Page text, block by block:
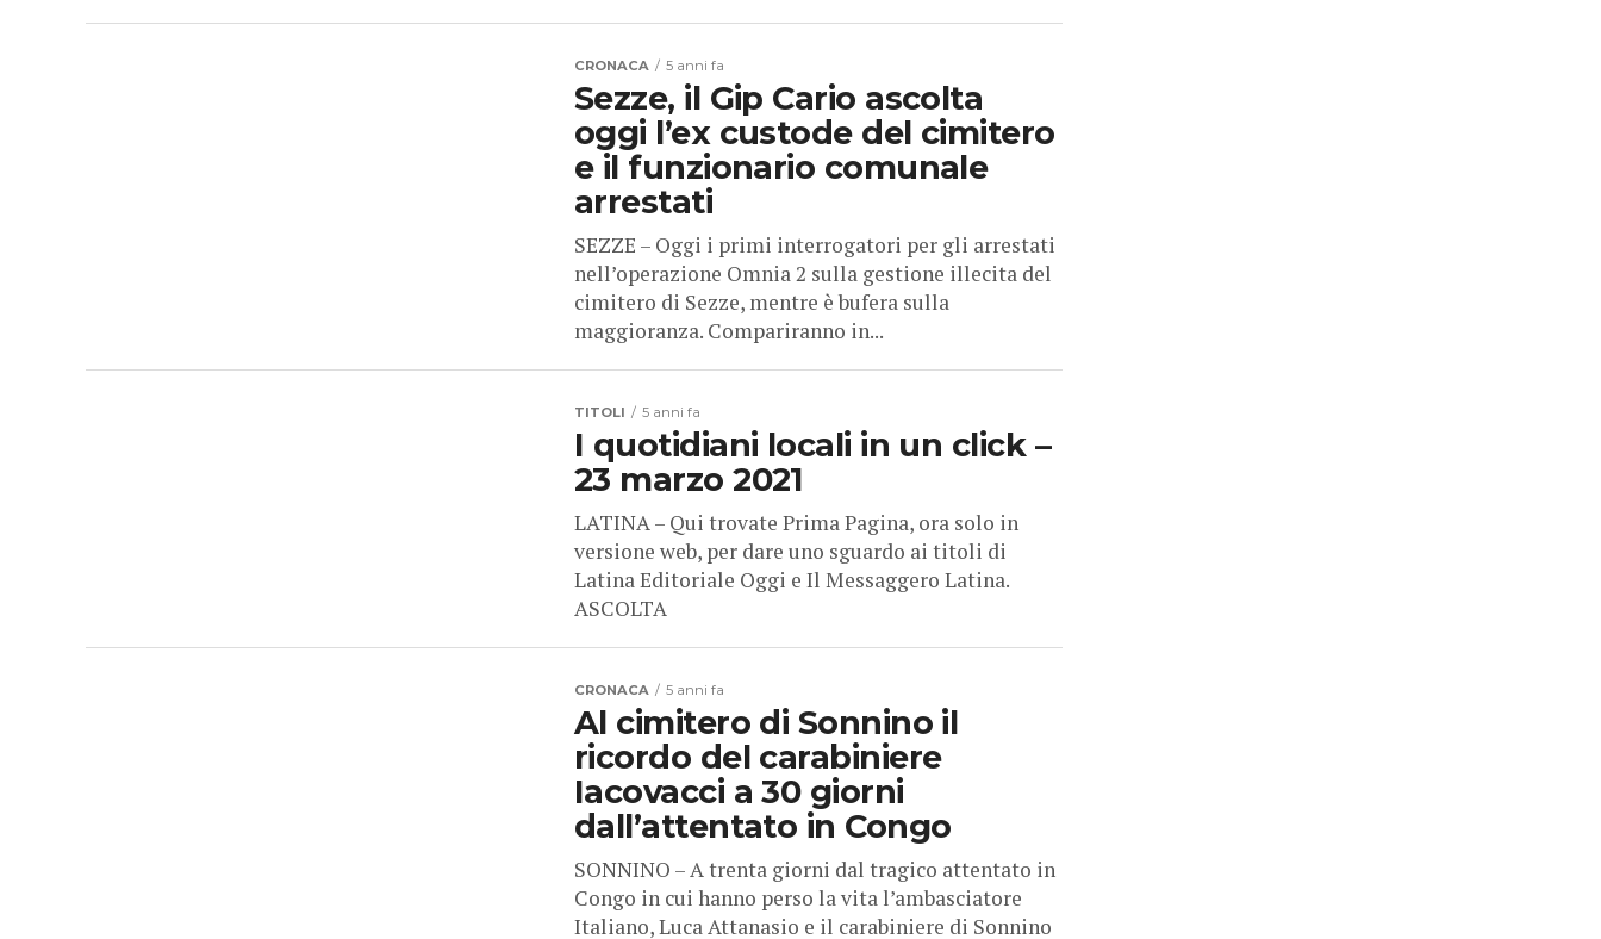
CRONACA 5 anni fa
Sezze, il Gip Cario ascolta
oggi l’ex custode del cimitero
e il funzionario comunale
arrestati
SEZZE – Oggi i primi interrogatori per gli arrestati
nell’operazione Omnia 2 sulla gestione illecita del
cimitero di Sezze, mentre è bufera sulla
maggioranza. Compariranno in...
TITOLI 5 anni fa
I quotidiani locali in un click –
23 marzo 2021
LATINA – Qui trovate Prima Pagina, ora solo in
versione web, per dare uno sguardo ai titoli di
Latina Editoriale Oggi e Il Messaggero Latina.
ASCOLTA
CRONACA 5 anni fa
Al cimitero di Sonnino il
ricordo del carabiniere
Iacovacci a 30 giorni
dall’attentato in Congo
SONNINO – A trenta giorni dal tragico attentato in
Congo in cui hanno perso la vita l’ambasciatore
Italiano, Luca Attanasio e il carabiniere di Sonnino